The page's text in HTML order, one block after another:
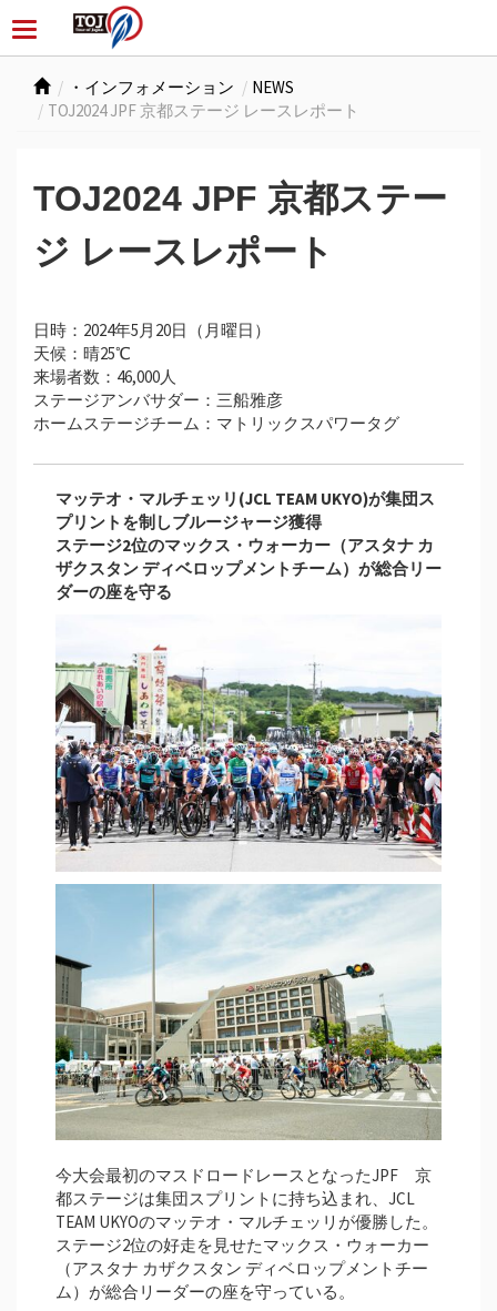
・インフォメーション
NEWS
TOJ2024 JPF 京都ステージ レースレポート
TOJ2024 JPF 京都ステー
ジ レースレポート
⽇時：2024年5⽉20⽇（月曜⽇）
天候：晴25℃
来場者数：46,000人
ステージアンバサダー：三船雅彦
ホームステージチーム：マトリックスパワータグ
マッテオ・マルチェッリ(JCL TEAM UKYO)が集団ス
プリントを制しブルージャージ獲得
ステージ2位のマックス・ウォーカー（アスタナ カ
ザクスタン ディベロップメントチーム）が総合リー
ダーの座を守る
今大会最初のマスドロードレースとなったJPF 京
都ステージは集団スプリントに持ち込まれ、JCL
TEAM UKYOのマッテオ・マルチェッリが優勝した。
ステージ2位の好走を見せたマックス・ウォーカー
（アスタナ カザクスタン ディベロップメントチー
ム）が総合リーダーの座を守っている。